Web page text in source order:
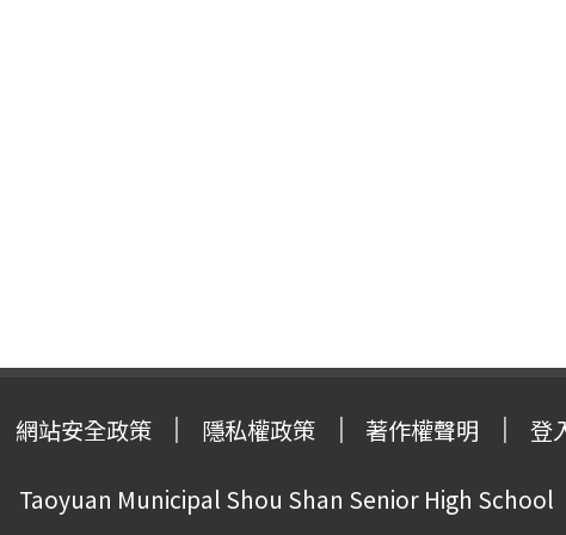
網站安全政策 隱私權政策 著作權聲明 登
Taoyuan Municipal Shou Shan Senior High School